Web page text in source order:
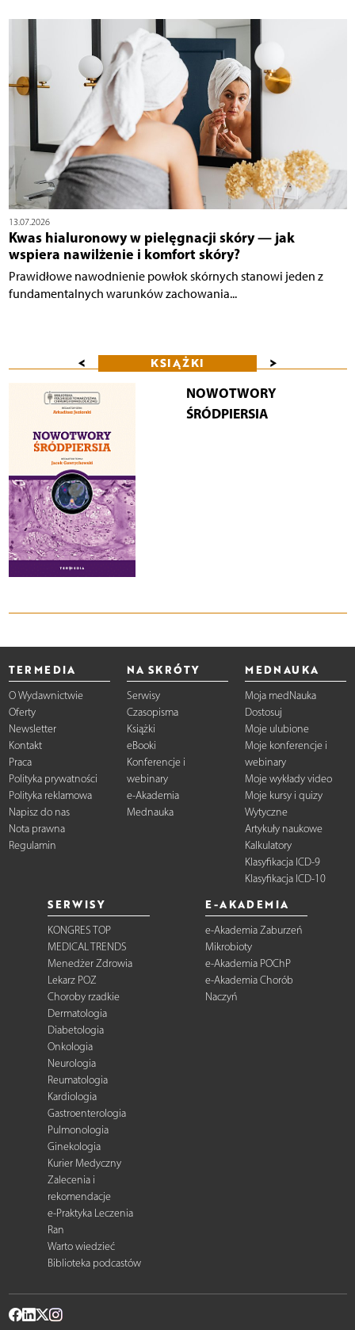
13.07.2026
Kwas hialuronowy w pielęgnacji skóry — jak
wspiera nawilżenie i komfort skóry?
Prawidłowe nawodnienie powłok skórnych stanowi jeden z
fundamentalnych warunków zachowania...
< KSIĄŻKI >
NOWOTWORY
ŚRÓDPIERSIA
TERMEDIA
O Wydawnictwie
Oferty
Newsletter
Kontakt
Praca
Polityka prywatności
Polityka reklamowa
Napisz do nas
Nota prawna
Regulamin
NA SKRÓTY
Serwisy
Czasopisma
Książki
eBooki
Konferencje i
webinary
e-Akademia
Mednauka
MEDNAUKA
Moja medNauka
Dostosuj
Moje ulubione
Moje konferencje i
webinary
Moje wykłady video
Moje kursy i quizy
Wytyczne
Artykuły naukowe
Kalkulatory
Klasyfikacja ICD-9
Klasyfikacja ICD-10
SERWISY
KONGRES TOP
MEDICAL TRENDS
Menedżer Zdrowia
Lekarz POZ
Choroby rzadkie
Dermatologia
Diabetologia
Onkologia
Neurologia
Reumatologia
Kardiologia
Gastroenterologia
Pulmonologia
Ginekologia
Kurier Medyczny
Zalecenia i
rekomendacje
e-Praktyka Leczenia
Ran
Warto wiedzieć
Biblioteka podcastów
E-AKADEMIA
e-Akademia Zaburzeń
Mikrobioty
e-Akademia POChP
e-Akademia Chorób
Naczyń